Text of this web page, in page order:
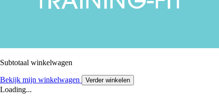
Subtotaal winkelwagen
Bekijk mijn winkelwagen Verder winkelen
Loading...